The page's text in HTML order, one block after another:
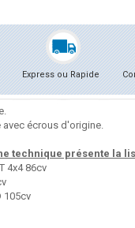
Express ou Rapide
écrous d'origine.
technique présente la
4x4 86cv
105cv